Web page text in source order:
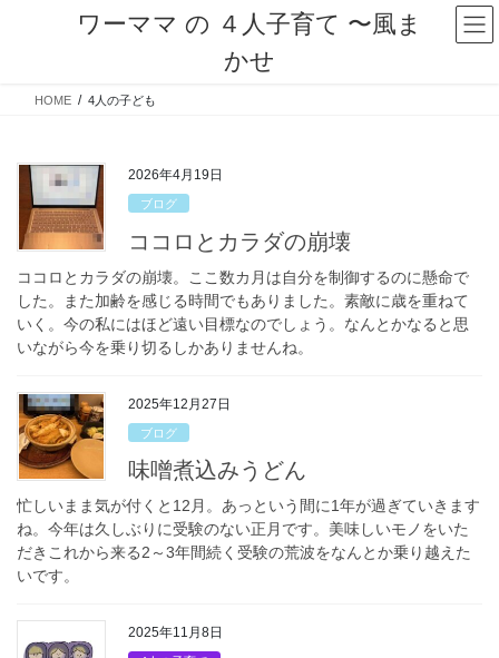
ワーママ の ４人子育て 〜風ま
かせ
HOME 4人の子ども
2026年4月19日
ブログ
ココロとカラダの崩壊
ココロとカラダの崩壊。ここ数カ月は自分を制御するのに懸命で
した。また加齢を感じる時間でもありました。素敵に歳を重ねて
いく。今の私にはほど遠い目標なのでしょう。なんとかなると思
いながら今を乗り切るしかありませんね。
2025年12月27日
ブログ
味噌煮込みうどん
忙しいまま気が付くと12月。あっという間に1年が過ぎていきます
ね。今年は久しぶりに受験のない正月です。美味しいモノをいた
だきこれから来る2～3年間続く受験の荒波をなんとか乗り越えた
いです。
2025年11月8日